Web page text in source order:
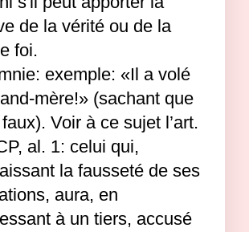
de la vérité ou de la
foi.
exemple: «Il a volé
mère!» (sachant que
faux). Voir à ce sujet l’art.
al. 1: celui qui,
la fausseté de ses
aura, en
à un tiers, accusé